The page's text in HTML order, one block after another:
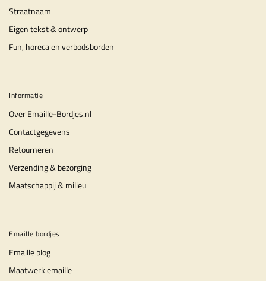
Straatnaam
Eigen tekst & ontwerp
Fun, horeca en verbodsborden
Informatie
Over Emaille-Bordjes.nl
Contactgegevens
Retourneren
Verzending & bezorging
Maatschappij & milieu
Emaille bordjes
Emaille blog
Maatwerk emaille